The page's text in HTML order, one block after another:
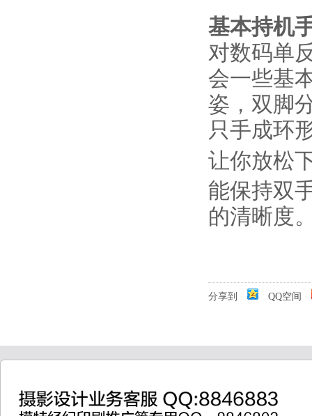
基本持机
对数码单
会一些基
姿，双脚
只手成环
让你放松
能保持双
的清晰度
分享到 QQ空间